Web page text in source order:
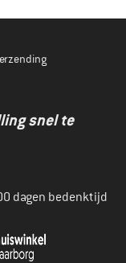
snel te
dagen bedenktijd